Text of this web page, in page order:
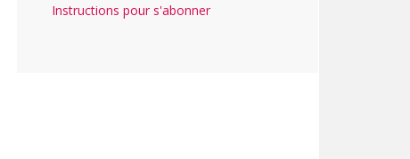
Instructions pour s'abonner